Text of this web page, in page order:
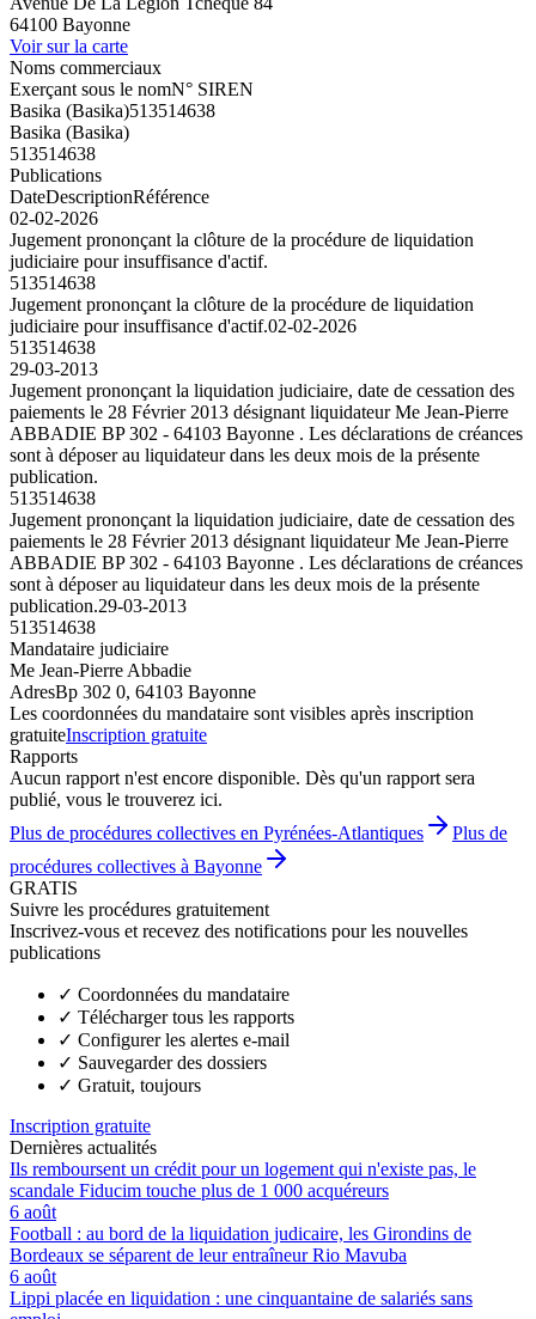
64100 Bayonne
Voir sur la carte
Noms commerciaux
Exerçant sous le nomN° SIREN
Basika (Basika)513514638
Basika (Basika)
513514638
Publications
DateDescriptionRéférence
02-02-2026
Jugement prononçant la clôture de la procédure de liquidation
judiciaire pour insuffisance d'actif.
513514638
Jugement prononçant la clôture de la procédure de liquidation
judiciaire pour insuffisance d'actif.02-02-2026
513514638
29-03-2013
Jugement prononçant la liquidation judiciaire, date de cessation des
paiements le 28 Février 2013 désignant liquidateur Me Jean-Pierre
ABBADIE BP 302 - 64103 Bayonne . Les déclarations de créances
sont à déposer au liquidateur dans les deux mois de la présente
publication.
513514638
Jugement prononçant la liquidation judiciaire, date de cessation des
paiements le 28 Février 2013 désignant liquidateur Me Jean-Pierre
ABBADIE BP 302 - 64103 Bayonne . Les déclarations de créances
sont à déposer au liquidateur dans les deux mois de la présente
publication.29-03-2013
513514638
Mandataire judiciaire
Me Jean-Pierre Abbadie
AdresBp 302 0, 64103 Bayonne
Les coordonnées du mandataire sont visibles après inscription
gratuiteInscription gratuite
Rapports
Aucun rapport n'est encore disponible. Dès qu'un rapport sera
publié, vous le trouverez ici.
Plus de procédures collectives en Pyrénées-Atlantiques
Plus de
procédures collectives à Bayonne
GRATIS
Suivre les procédures gratuitement
Inscrivez-vous et recevez des notifications pour les nouvelles
publications
✓ Coordonnées du mandataire
✓ Télécharger tous les rapports
✓ Configurer les alertes e-mail
✓ Sauvegarder des dossiers
✓ Gratuit, toujours
Inscription gratuite
Dernières actualités
Ils remboursent un crédit pour un logement qui n'existe pas, le
scandale Fiducim touche plus de 1 000 acquéreurs
6 août
Football : au bord de la liquidation judicaire, les Girondins de
Bordeaux se séparent de leur entraîneur Rio Mavuba
6 août
Lippi placée en liquidation : une cinquantaine de salariés sans